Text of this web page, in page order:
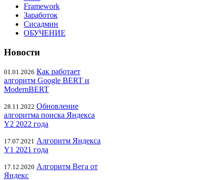
Framework
Заработок
Сисадмин
ОБУЧЕНИЕ
Новости
01.01.2026 Как работает
алгоритм Google BERT и
ModernBERT
28.11.2022 Обновление
алгоритма поиска Яндекса
Y2 2022 года
17.07.2021 Алгоритм Яндекса
Y1 2021 года
17.12.2020 Алгоритм Вега от
Яндекс